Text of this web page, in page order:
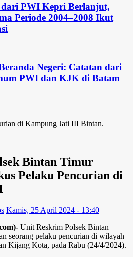
PWI Kepri Berlanjut,
Periode 2004–2008 Ikut
Negeri: Catatan dari
PWI dan KJK di Batam
di Kampung Jati III Bintan.
Bintan Timur
Pelaku Pencurian di
Kamis, 25 April 2024 - 13:40
Unit Reskrim Polsek Bintan
seorang pelaku pencurian di wilayah
Kijang Kota, pada Rabu (24/4/2024).